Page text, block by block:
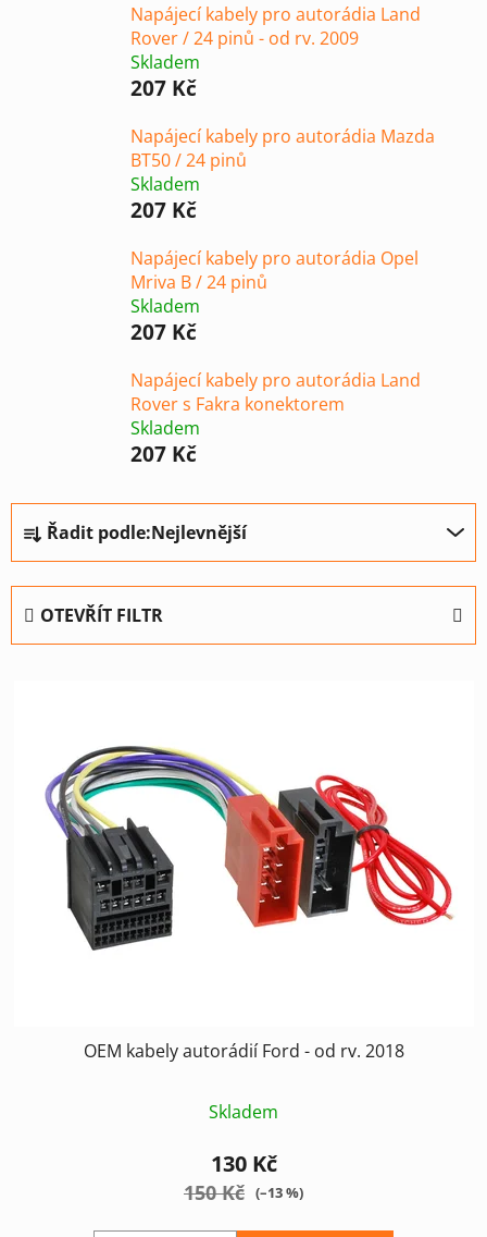
Napájecí kabely pro autorádia Land
Rover / 24 pinů - od rv. 2009
Skladem
207 Kč
Napájecí kabely pro autorádia Mazda
BT50 / 24 pinů
Skladem
207 Kč
Napájecí kabely pro autorádia Opel
Mriva B / 24 pinů
Skladem
207 Kč
Napájecí kabely pro autorádia Land
Rover s Fakra konektorem
Skladem
207 Kč
Ř
a
z
n
í
Řadit podle:Nejlevnější
OTEVŘÍT FILTR
OEM kabely autorádií Ford - od rv. 2018
Skladem
130 Kč
150 Kč (–13 %)